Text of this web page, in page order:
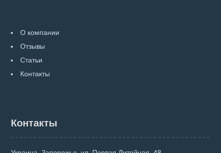
О компании
Отзывы
Статьи
Контакты
Контакты